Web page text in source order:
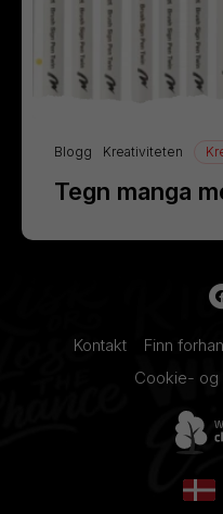
Blogg Kreativiteten
Tegn manga
Kontakt Finn
Cookie- og